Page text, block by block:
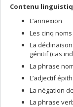
Contenu
L’annexion
Les cinq
La
génitif (cas
La phrase
L’adjectif
La négation
La phrase